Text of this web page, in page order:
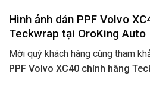
Hình ảnh dán PPF Volvo
Teckwrap tại OroKing Auto
Mời quý khách hàng cùng tham
PPF Volvo XC40 chính hãng